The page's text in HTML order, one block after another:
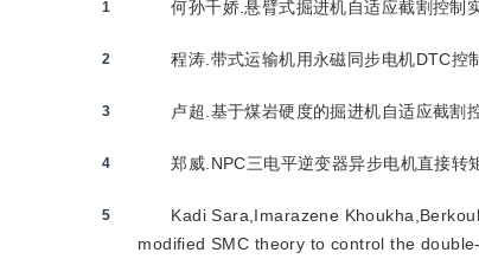
1 何孙千娇.悬臂式掘进机自适应截割控制
2 程涛.带式运输机用永磁同步电机DTC控
3 卢超.基于煤岩硬度的掘进机自适应截割
4 郑威.NPC三电平逆变器异步电机直接
5
Kadi Sara,Imarazene
modified SMC theory to control the